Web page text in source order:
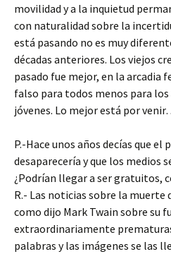
movilidad y a la inquietud
con naturalidad sobre la
está pasando no es muy
décadas anteriores. Los viejos
pasado fue mejor, en la arcadia
falso para todos menos para
jóvenes. Lo mejor está por
P.-Hace unos años decías que
desaparecería y que los medios
¿Podrían llegar a ser gratuitos,
R.- Las noticias sobre la muerte
como dijo Mark Twain sobre su
extraordinariamente
palabras y las imágenes se las